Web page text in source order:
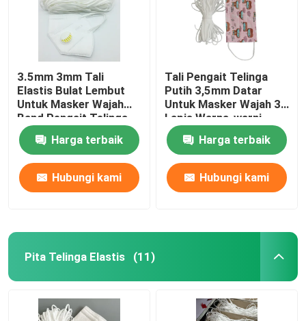
3.5mm 3mm Tali
Elastis Bulat Lembut
Untuk Masker Wajah
Band Pengait Telinga
Putih
Harga terbaik
Hubungi kami
Tali Pengait Telinga
Putih 3,5mm Datar
Untuk Masker Wajah 3
Lapis Warna-warni
Anak
Harga terbaik
Hubungi kami
Pita Telinga Elastis (11)